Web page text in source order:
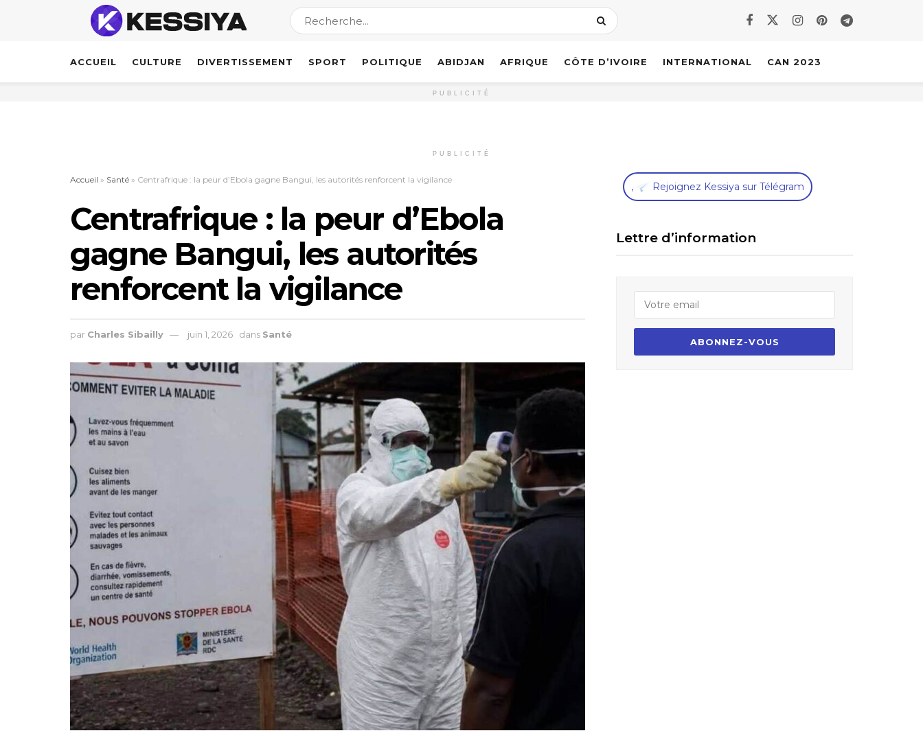
ACCUEIL CULTURE DIVERTISSEMENT SPORT POLITIQUE ABIDJAN AFRIQUE CÔTE D’IVOIRE INTERNATIONAL CAN 2023
PUBLICITÉ
PUBLICITÉ
Accueil » Santé » Centrafrique : la peur d’Ebola gagne Bangui, les autorités renforcent la vigilance
Centrafrique : la peur d’Ebola
gagne Bangui, les autorités
renforcent la vigilance
par Charles Sibailly juin 1, 2026 dans Santé
, Rejoignez Kessiya sur Télégram
Lettre d’information